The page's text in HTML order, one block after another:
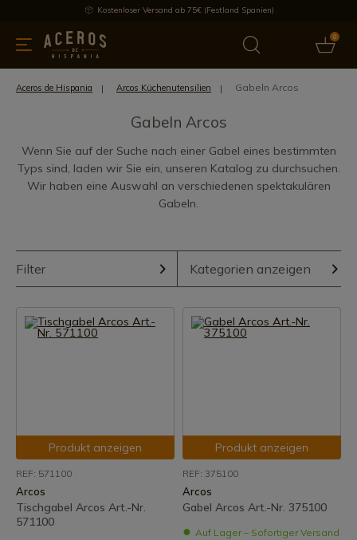
Kostenloser Versand ab 75€ (Festland Spanien)
0
Bietet Aktuelles Bestseller
Aceros de Hispania Arcos Küchenutensilien Gabeln Arcos
Gabeln Arcos
Wenn Sie auf der Suche nach einer Gabel eines bestimmten
Typs sind, laden wir Sie ein, unseren Katalog zu durchsuchen.
Wir haben eine Auswahl an verschiedenen spektakulären
Gabeln.
Filter Kategorien anzeigen
Produkt anzeigen
REF: 571100
Arcos
Tischgabel Arcos Art.-Nr.
571100
Produkt anzeigen
REF: 375100
Arcos
Gabel Arcos Art.-Nr. 375100
Auf Lager – Sofortiger Versand